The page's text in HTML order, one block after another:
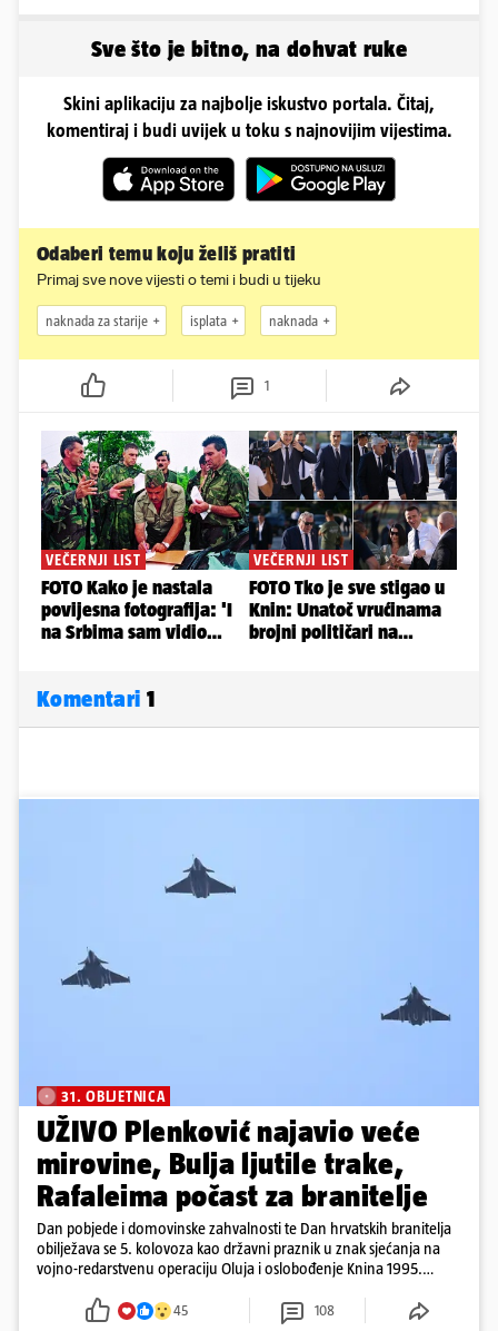
Sve što je bitno, na dohvat ruke
Skini aplikaciju za najbolje iskustvo portala. Čitaj,
komentiraj i budi uvijek u toku s najnovijim vijestima.
Odaberi temu koju želiš pratiti
Primaj sve nove vijesti o temi i budi u tijeku
naknada za starije isplata naknada
1
Komentari 1
31. OBLJETNICA
UŽIVO Plenković najavio veće
mirovine, Bulja ljutile trake,
Rafaleima počast za branitelje
Dan pobjede i domovinske zahvalnosti te Dan hrvatskih branitelja
obilježava se 5. kolovoza kao državni praznik u znak sjećanja na
vojno-redarstvenu operaciju Oluja i oslobođenje Knina 1995.
45 108